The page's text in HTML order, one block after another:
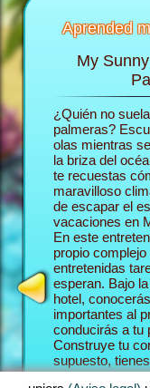
Aprended
de
más
My
¿Quién no
palmeras?
olas mientras
la briza del
te recuestas
maravilloso
de escapar el
vacaciones en
En este
propio
entretenidas
esperan. Bajo
hotel,
importantes al
conducirás a tu
Construye tu
supuesto,
meta en esta